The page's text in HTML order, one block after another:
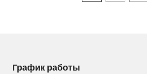
График работы